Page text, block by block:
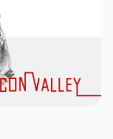
일본 등지에서 200개가
베타테스트 기간에 200만명
암호화폐 WLD는 생태계
App)에서 거래를 지원한다.
(Optimism) 블록체인 위에서
발사 툴스포휴머니티(Tools
앱 지원국을 120개국으로
한다는 방침이다. WLD 발행을
즘으로 마이그레이션(이전)
동부시각) 오후 6시 기준